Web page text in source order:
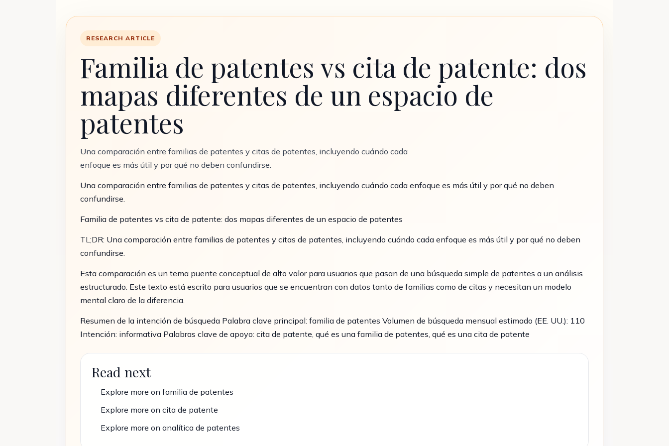
RESEARCH ARTICLE
Familia de patentes vs cita de patente: dos
mapas diferentes de un espacio de
patentes
Una comparación entre familias de patentes y citas de patentes, incluyendo cuándo cada
enfoque es más útil y por qué no deben confundirse.
Una comparación entre familias de patentes y citas de patentes, incluyendo cuándo cada enfoque es más útil y por qué no deben
confundirse.
Familia de patentes vs cita de patente: dos mapas diferentes de un espacio de patentes
TL;DR: Una comparación entre familias de patentes y citas de patentes, incluyendo cuándo cada enfoque es más útil y por qué no deben
confundirse.
Esta comparación es un tema puente conceptual de alto valor para usuarios que pasan de una búsqueda simple de patentes a un análisis
estructurado. Este texto está escrito para usuarios que se encuentran con datos tanto de familias como de citas y necesitan un modelo
mental claro de la diferencia.
Resumen de la intención de búsqueda Palabra clave principal: familia de patentes Volumen de búsqueda mensual estimado (EE. UU.): 110
Intención: informativa Palabras clave de apoyo: cita de patente, qué es una familia de patentes, qué es una cita de patente
Read next
Explore more on familia de patentes
Explore more on cita de patente
Explore more on analítica de patentes